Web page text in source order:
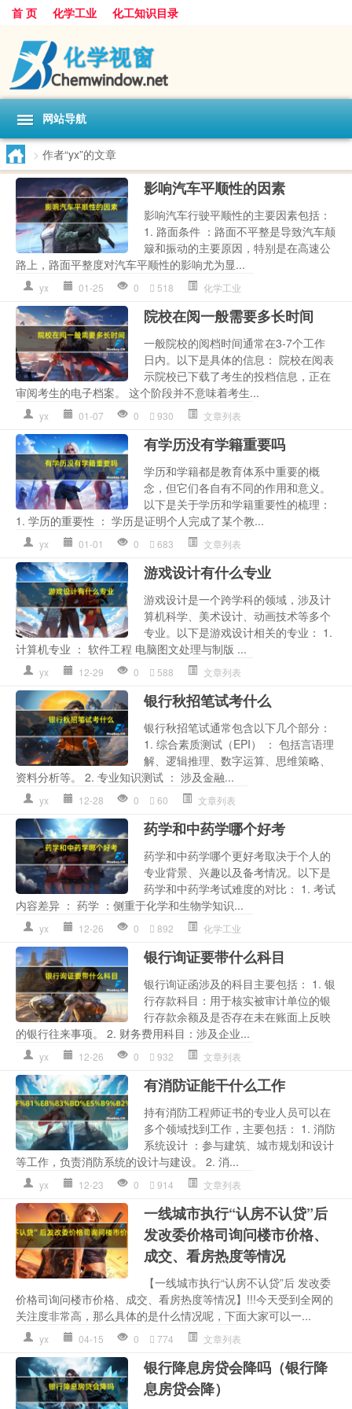
首 页 化学工业 化工知识目录
网站导航
> 作者“yx”的文章
影响汽车平顺性的因素
影响汽车行驶平顺性的主要因素包括：
1. 路面条件 ：路面不平整是导致汽车颠
簸和振动的主要原因，特别是在高速公
路上，路面平整度对汽车平顺性的影响尤为显...
yx 01-25 0 518 化学工业
院校在阅一般需要多长时间
一般院校的阅档时间通常在3-7个工作
日内。以下是具体的信息： 院校在阅表
示院校已下载了考生的投档信息，正在
审阅考生的电子档案。 这个阶段并不意味着考生...
yx 01-07 0 930 文章列表
有学历没有学籍重要吗
学历和学籍都是教育体系中重要的概
念，但它们各自有不同的作用和意义。
以下是关于学历和学籍重要性的梳理：
1. 学历的重要性 ： 学历是证明个人完成了某个教...
yx 01-01 0 683 文章列表
游戏设计有什么专业
游戏设计是一个跨学科的领域，涉及计
算机科学、美术设计、动画技术等多个
专业。以下是游戏设计相关的专业： 1.
计算机专业 ： 软件工程 电脑图文处理与制版 ...
yx 12-29 0 588 文章列表
银行秋招笔试考什么
银行秋招笔试通常包含以下几个部分：
1. 综合素质测试（EPI） ： 包括言语理
解、逻辑推理、数字运算、思维策略、
资料分析等。 2. 专业知识测试 ： 涉及金融...
yx 12-28 0 60 文章列表
药学和中药学哪个好考
药学和中药学哪个更好考取决于个人的
专业背景、兴趣以及备考情况。以下是
药学和中药学考试难度的对比： 1. 考试
内容差异 ： 药学 ：侧重于化学和生物学知识...
yx 12-26 0 892 化学工业
银行询证要带什么科目
银行询证函涉及的科目主要包括： 1. 银
行存款科目：用于核实被审计单位的银
行存款余额及是否存在未在账面上反映
的银行往来事项。 2. 财务费用科目：涉及企业...
yx 12-26 0 932 文章列表
有消防证能干什么工作
持有消防工程师证书的专业人员可以在
多个领域找到工作，主要包括： 1. 消防
系统设计 ：参与建筑、城市规划和设计
等工作，负责消防系统的设计与建设。 2. 消...
yx 12-23 0 914 文章列表
一线城市执行“认房不认贷”后
发改委价格司询问楼市价格、
成交、看房热度等情况
【一线城市执行“认房不认贷”后 发改委
价格司询问楼市价格、成交、看房热度等情况】!!!今天受到全网的
关注度非常高，那么具体的是什么情况呢，下面大家可以一...
yx 04-15 0 774 文章列表
银行降息房贷会降吗（银行降
息房贷会降）